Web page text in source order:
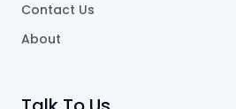
Contact Us
About